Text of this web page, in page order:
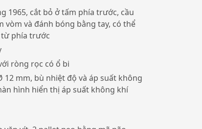
1965, cắt bỏ ở tấm phía trước, cầu
vòm và đánh bóng bằng tay, có thể
phía trước
ròng rọc có ổ bi
12 mm, bù nhiệt độ và áp suất không
hình hiển thị áp suất không khí